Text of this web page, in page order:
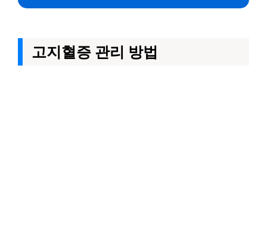
고지혈증 관리 방법